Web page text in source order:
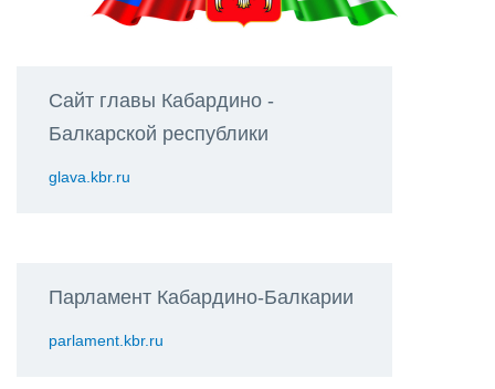
Сайт главы Кабардино -
Балкарской республики
glava.kbr.ru
Парламент Кабардино-Балкарии
parlament.kbr.ru